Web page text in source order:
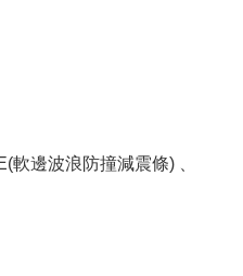
軟邊波浪防撞減震條) 、